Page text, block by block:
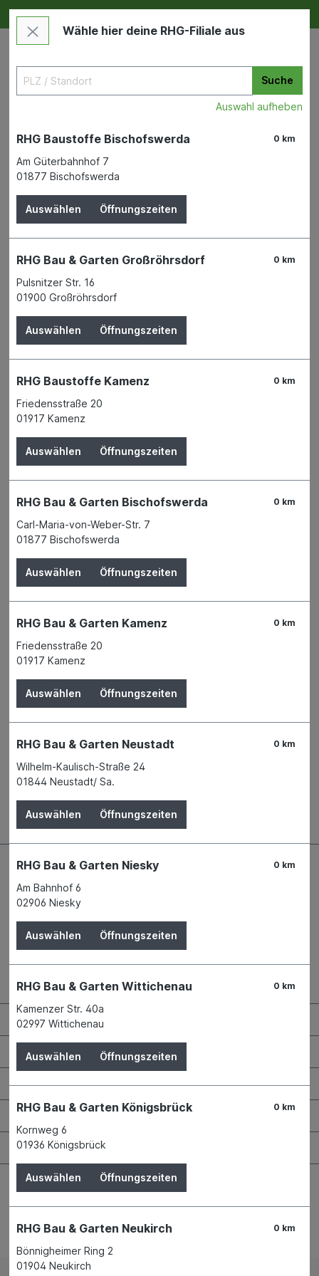
Deine RHG NEU ERLEBEN
Thermo-/Hygrometer analog
Terraristik
Der Preis wird erst nach Wahl einer Filiale
angezeigt.
Zum Merkzettel hinzufügen
Verfügbarkeit
Verfügbar in 4 Filialen
Produktnummer:
TRIXIE Heimtierbedarf GmbH & Co. KG
Anschrift
Industriestr. 32
E-Mail
verkauf@trixie.de
Kontaktdaten und Öffnungszeiten
RHG Helfer
Wissenswertes
Maschinen & Werkzeuge
Bauen & Renovieren
Garten & Landschaftsbau
Wähle hier deine RHG-Filiale aus
Suche
Auswahl aufheben
0 km
RHG Baustoffe Bischofswerda
Am Güterbahnhof 7
01877 Bischofswerda
Auswählen Öffnungszeiten
0 km
RHG Bau & Garten Großröhrsdorf
Pulsnitzer Str. 16
01900 Großröhrsdorf
Auswählen Öffnungszeiten
0 km
RHG Baustoffe Kamenz
Friedensstraße 20
01917 Kamenz
Auswählen Öffnungszeiten
0 km
RHG Bau & Garten Bischofswerda
Carl-Maria-von-Weber-Str. 7
01877 Bischofswerda
Auswählen Öffnungszeiten
0 km
RHG Bau & Garten Kamenz
Friedensstraße 20
01917 Kamenz
Auswählen Öffnungszeiten
0 km
RHG Bau & Garten Neustadt
Wilhelm-Kaulisch-Straße 24
01844 Neustadt/ Sa.
Auswählen Öffnungszeiten
0 km
RHG Bau & Garten Niesky
Am Bahnhof 6
02906 Niesky
Auswählen Öffnungszeiten
0 km
RHG Bau & Garten Wittichenau
Kamenzer Str. 40a
02997 Wittichenau
Auswählen Öffnungszeiten
0 km
RHG Bau & Garten Königsbrück
Kornweg 6
01936 Königsbrück
Auswählen Öffnungszeiten
0 km
RHG Bau & Garten Neukirch
Bönnigheimer Ring 2
01904 Neukirch